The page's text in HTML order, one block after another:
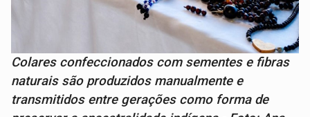
Colares confeccionados com sementes e fibras
naturais são produzidos manualmente e
transmitidos entre gerações como forma de